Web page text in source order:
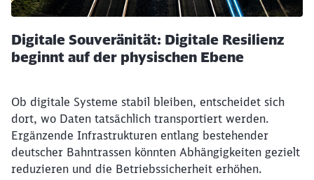
Digitale Souveränität: Digitale Resilienz
beginnt auf der physischen Ebene
Ob digitale Systeme stabil bleiben, entscheidet sich
dort, wo Daten tatsächlich transportiert werden.
Ergänzende Infrastrukturen entlang bestehender
deutscher Bahntrassen könnten Abhängigkeiten gezielt
reduzieren und die Betriebssicherheit erhöhen.